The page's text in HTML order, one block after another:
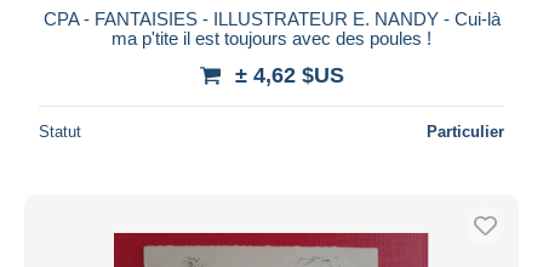
CPA - FANTAISIES - ILLUSTRATEUR E. NANDY - Cui-là
ma p'tite il est toujours avec des poules !
± 4,62 $US
Statut Particulier